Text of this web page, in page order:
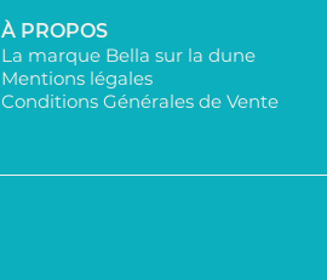
À PROPOS
La marque Bella sur la dune
Mentions légales
Conditions Générales de Vente